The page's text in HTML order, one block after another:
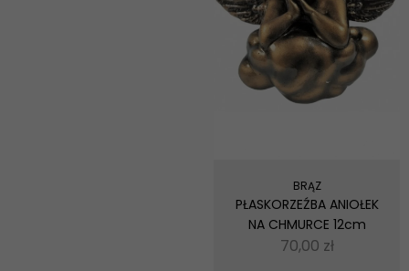
BRĄZ
PŁASKORZEŹBA ANIOŁEK
NA CHMURCE 12cm
70,00 zł
Konieczne
Te pliki cookie
nie są
opcjonalne. Są
one potrzebne
Statystyka
Abyśmy mogli
funkcjonalność